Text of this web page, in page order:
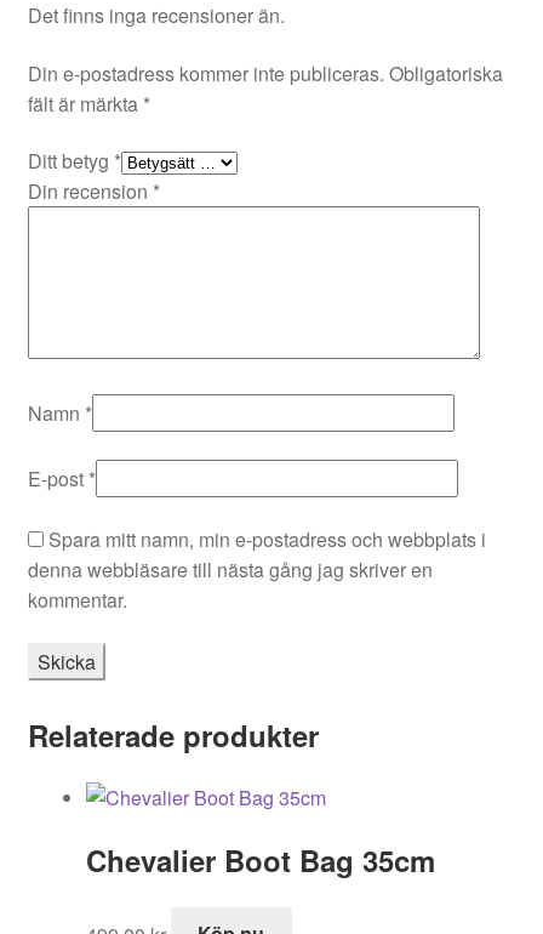
Det finns inga recensioner än.
Din e-postadress kommer inte publiceras. Obligatoriska
fält är märkta *
Ditt betyg *
Din recension *
Namn *
E-post *
Spara mitt namn, min e-postadress och webbplats i
denna webbläsare till nästa gång jag skriver en
kommentar.
Relaterade produkter
Chevalier Boot Bag 35cm